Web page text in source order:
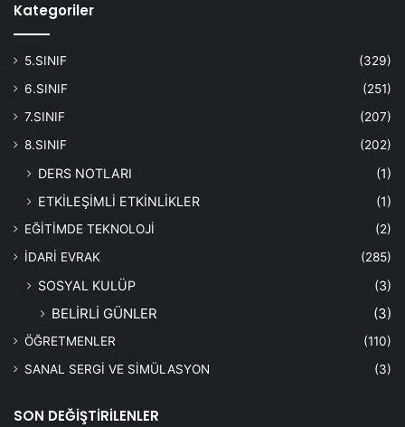
Kategoriler
5.SINIF
(329)
6.SINIF
(251)
7.SINIF
(207)
8.SINIF
(202)
DERS NOTLARI
(1)
ETKİLEŞİMLİ ETKİNLİKLER
(1)
EĞİTİMDE TEKNOLOJİ
(2)
İDARİ EVRAK
(285)
SOSYAL KULÜP (3)
BELİRLİ GÜNLER (3)
ÖĞRETMENLER
(110)
SANAL SERGİ VE SİMÜLASYON
(3)
SON DEĞİŞTİRİLENLER